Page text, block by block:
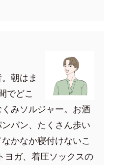
朝はま
でどこ
みソルジャー。お酒
パン、たくさん歩い
かなか寝付けないこ
ヨガ、着圧ソックスの